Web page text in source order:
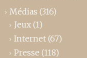
Médias (316)
Jeux (1)
Internet (67)
Presse (118)